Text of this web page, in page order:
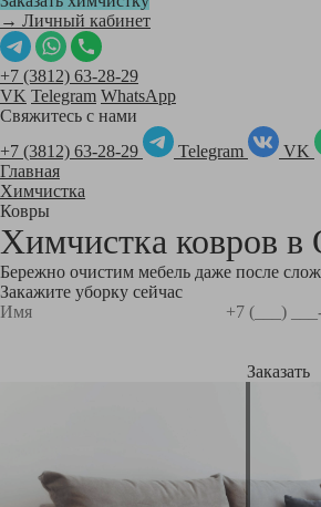
→ Личный кабинет
+7 (3812) 63-28-29
VK Telegram WhatsApp
Свяжитесь с нами
+7 (3812) 63-28-29
Telegram VK
Главная
Химчистка
Ковры
Химчистка ковров в
Бережно очистим мебель даже после
Закажите уборку сейчас
Заказать